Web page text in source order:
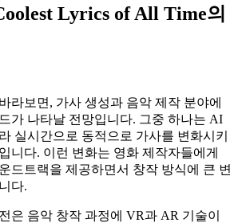
Lyrics of All Time의
라보면, 가사 생성과 음악 제작 분야에
가 나타날 전망입니다. 그중 하나는 AI
실시간으로 동적으로 가사를 변화시키
니다. 이런 변화는 영화 제작자들에게
드트랙을 제공하면서 창작 방식에 큰 변
다.
은 음악 창작 과정에 VR과 AR 기술이